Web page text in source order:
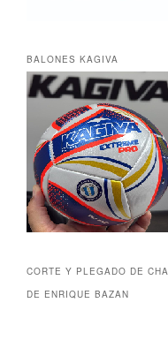
BALONES KAGIVA
CORTE Y PLEGADO DE
DE ENRIQUE BAZAN